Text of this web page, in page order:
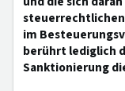
im
berührt lediglich
Sanktionierung